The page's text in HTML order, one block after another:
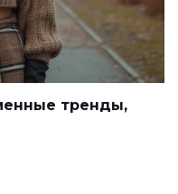
тренды,